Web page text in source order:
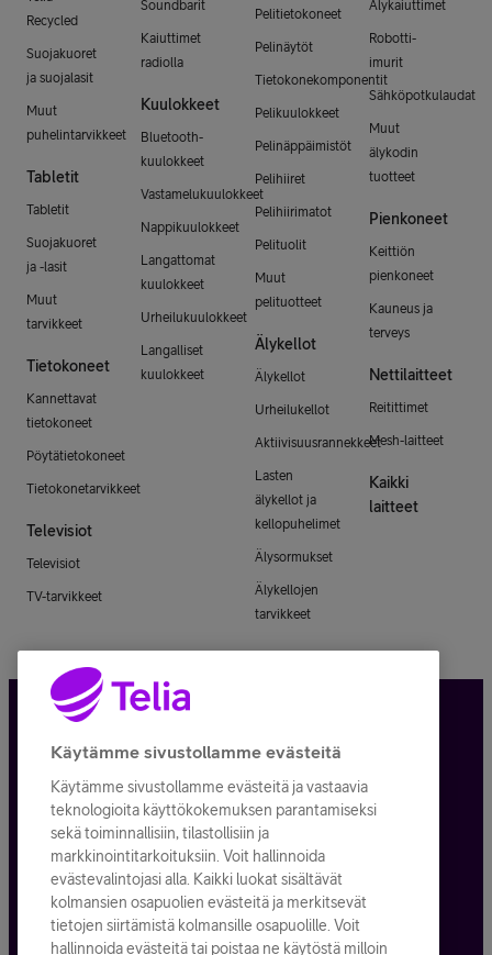
Recycled
Suojakuoret
ja suojalasit
Muut
puhelintarvikkeet
Tabletit
Tabletit
Suojakuoret
ja -lasit
Muut
tarvikkeet
Tietokoneet
Kannettavat
tietokoneet
Pöytätietokoneet
Tietokonetarvikkeet
Televisiot
Televisiot
TV-tarvikkeet
Soundbarit
Kaiuttimet
radiolla
Kuulokkeet
Bluetooth-
kuulokkeet
Vastamelukuulokkeet
Nappikuulokkeet
Langattomat
kuulokkeet
Urheilukuulokkeet
Langalliset
kuulokkeet
Pelitietokoneet
Pelinäytöt
Tietokonekomponentit
Pelikuulokkeet
Pelinäppäimistöt
Pelihiiret
Pelihiirimatot
Pelituolit
Muut
pelituotteet
Älykellot
Älykellot
Urheilukellot
Aktiivisuusrannekkeet
Lasten
älykellot ja
kellopuhelimet
Älysormukset
Älykellojen
tarvikkeet
Älykaiuttimet
Robotti-
imurit
Sähköpotkulaudat
Muut
älykodin
tuotteet
Pienkoneet
Keittiön
pienkoneet
Kauneus ja
terveys
Nettilaitteet
Reitittimet
Mesh-laitteet
Kaikki
laitteet
Tietosuoja ja -turva
Tilauksen peruuttaminen
Käyttöehdot
Evästeiden käyttö
Toimitusehdot ja palvelukuvaukset
Käytämme sivustollamme evästeitä
Käytämme sivustollamme evästeitä ja vastaavia
teknologioita käyttökokemuksen parantamiseksi
sekä toiminnallisiin, tilastollisiin ja
markkinointitarkoituksiin. Voit hallinnoida
evästevalintojasi alla. Kaikki luokat sisältävät
kolmansien osapuolien evästeitä ja merkitsevät
tietojen siirtämistä kolmansille osapuolille. Voit
hallinnoida evästeitä tai poistaa ne käytöstä milloin